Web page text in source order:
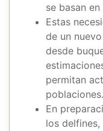
se basan
Estas
de un
desde
permitan
poblaciones.
En
los